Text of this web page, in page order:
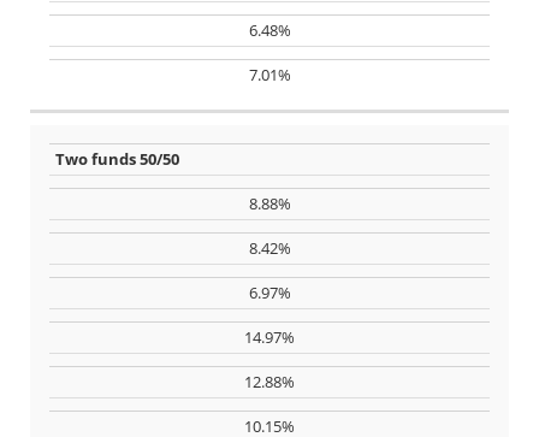
6.48%
7.01%
Two funds 50/50
8.88%
8.42%
6.97%
14.97%
12.88%
10.15%